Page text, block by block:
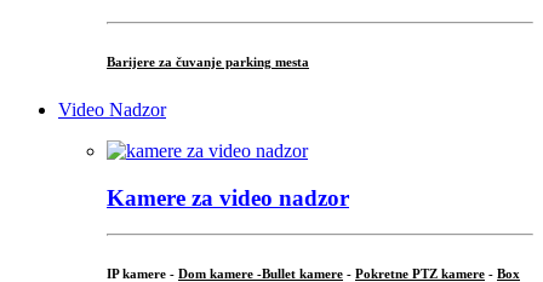
Barijere za čuvanje parking mesta
Video Nadzor
Kamere za video nadzor
IP kamere - Dom kamere -Bullet kamere - Pokretne PTZ kamere - Box